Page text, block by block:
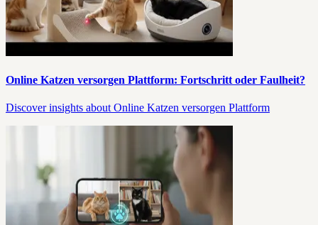
Online Katzen versorgen Plattform: Fortschritt oder Faulheit?
Discover insights about Online Katzen versorgen Plattform